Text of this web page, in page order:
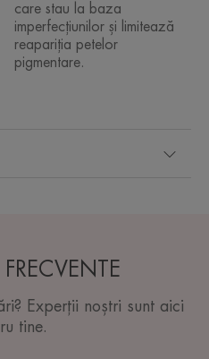
care stau la baza
imperfecțiunilor și limitează
reapariția petelor
pigmentare.
FRECVENTE
Experții noștri sunt aici
tine.